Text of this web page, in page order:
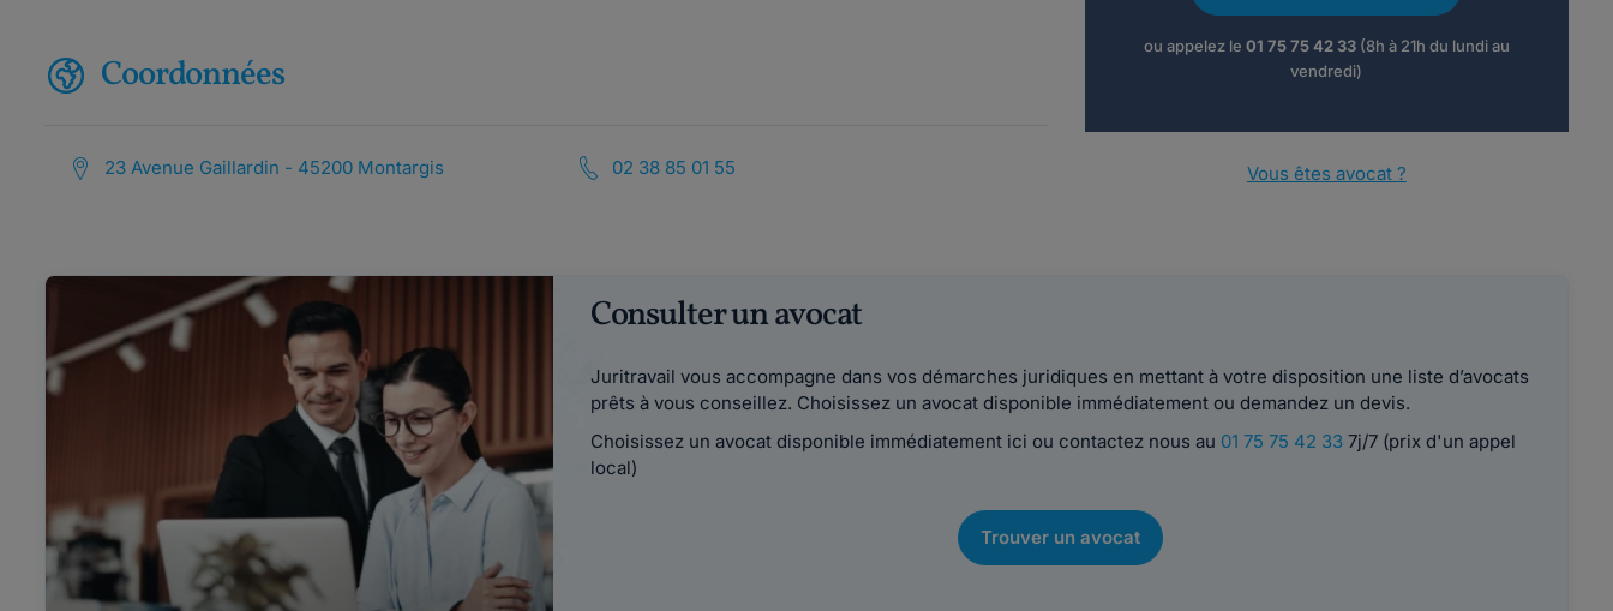
Coordonnées
23 Avenue Gaillardin - 45200 Montargis 02 38 85 01 55
ou appelez le 01 75 75 42 33(8h à 21h du lundi au
vendredi)
Vous êtes avocat ?
Consulter un avocat
Juritravail vous accompagne dans vos démarches juridiques en mettant à votre disposition une liste d’avocats
prêts à vous conseillez. Choisissez un avocat disponible immédiatement ou demandez un devis.
Choisissez un avocat disponible immédiatement ici ou contactez nous au 01 75 75 42 337j/7 (prix d'un appel
local)
Trouver un avocat